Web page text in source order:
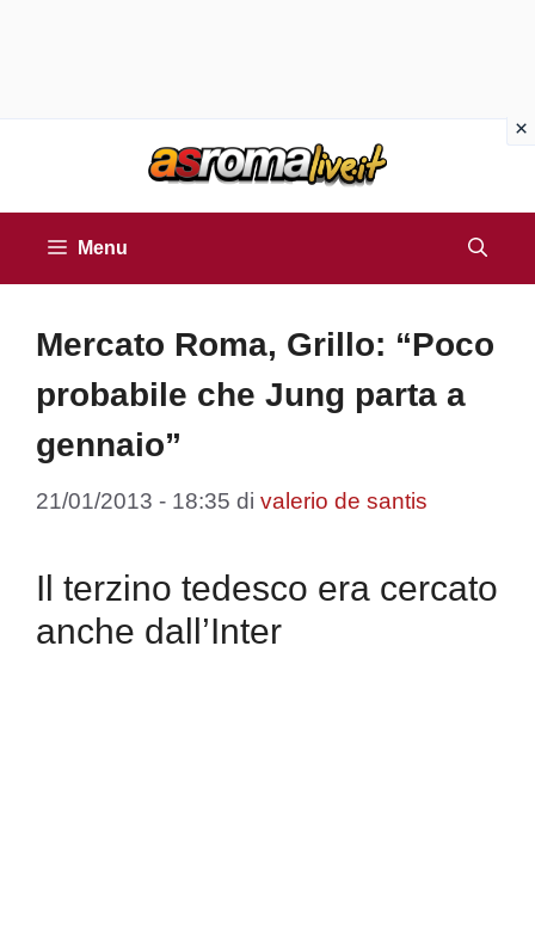
Menu
Mercato Roma, Grillo: “Poco
probabile che Jung parta a
gennaio”
21/01/2013 - 18:35 di valerio de santis
Il terzino tedesco era cercato
anche dall’Inter